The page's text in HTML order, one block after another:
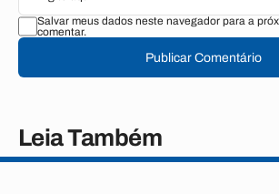
Salvar meus dados neste navegador para a
comentar.
Publicar Comentário
Leia Também